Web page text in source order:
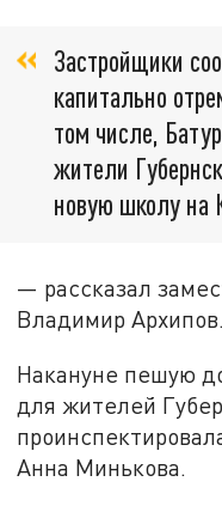
Застройщики
капитально
том числе,
жители
новую школу на
— рассказал
Владимир Архипов.
Накануне пешую
для жителей
Анна Минькова.